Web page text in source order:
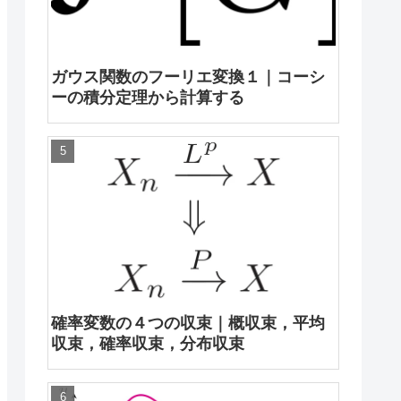
ガウス関数のフーリエ変換１｜コーシ
ーの積分定理から計算する
確率変数の４つの収束｜概収束，平均
収束，確率収束，分布収束